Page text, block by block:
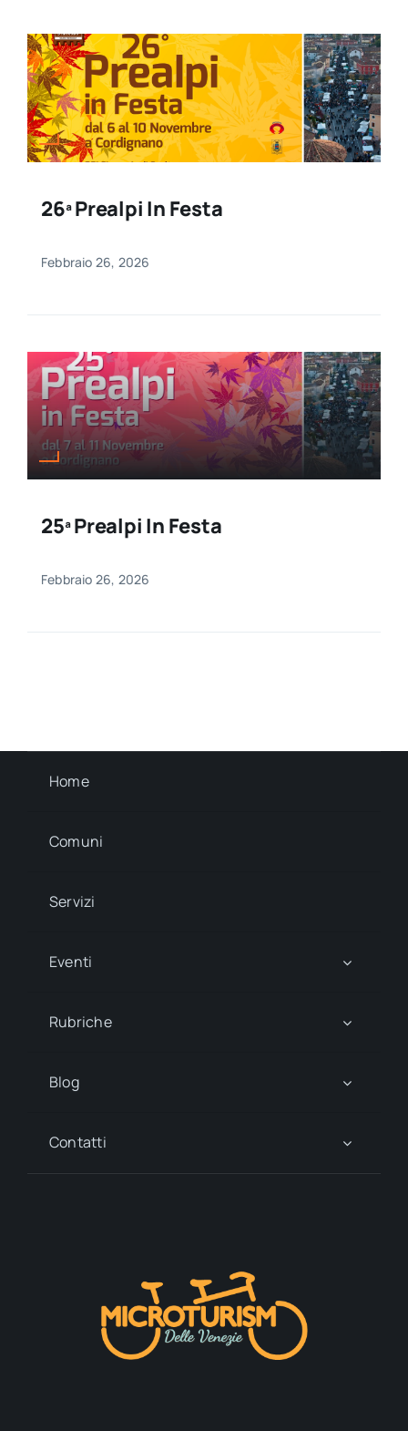
26ª Prealpi In Festa
Febbraio 26, 2026
25ª Prealpi In Festa
Febbraio 26, 2026
Home
Comuni
Servizi
Eventi
Rubriche
Blog
Contatti